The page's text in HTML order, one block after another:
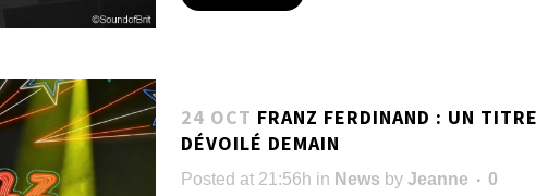
24 OCT FRANZ FERDINAND : UN TITRE
DÉVOILÉ DEMAIN
Posted at 21:56h in News by Jeanne
0